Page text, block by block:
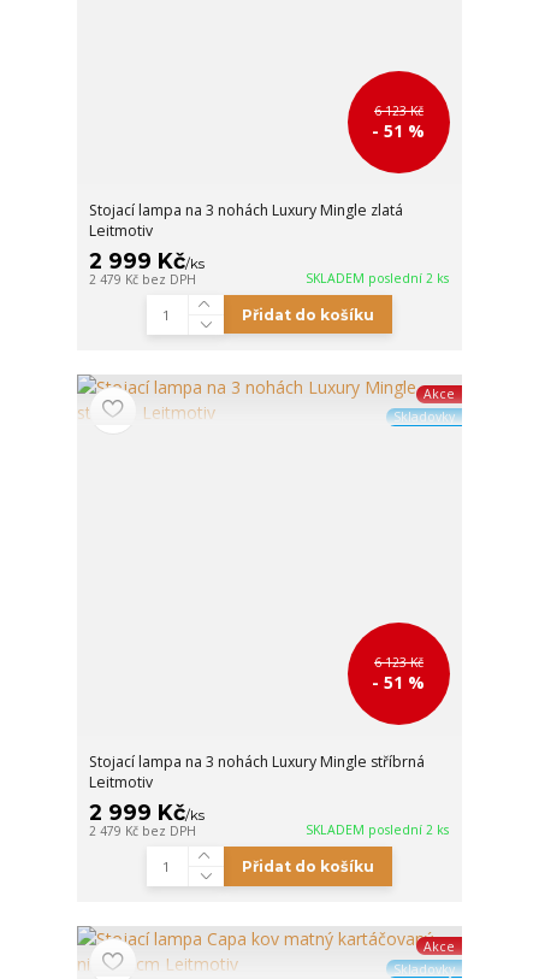
6 123 Kč
- 51 %
Stojací lampa na 3 nohách Luxury Mingle zlatá
Leitmotiv
2 999 Kč/ks
2 479 Kč bez DPH SKLADEM poslední 2 ks
Přidat do košíku
Akce
Skladovky
6 123 Kč
- 51 %
Stojací lampa na 3 nohách Luxury Mingle stříbrná
Leitmotiv
2 999 Kč/ks
2 479 Kč bez DPH SKLADEM poslední 2 ks
Přidat do košíku
Akce
Skladovky